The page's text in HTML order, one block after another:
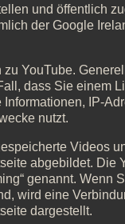
und öffentlich
der Google
YouTube.
dass Sie einem
IP-
nutzt.
Videos
abgebildet. Die
genannt. Wenn
wird eine
dargestellt.